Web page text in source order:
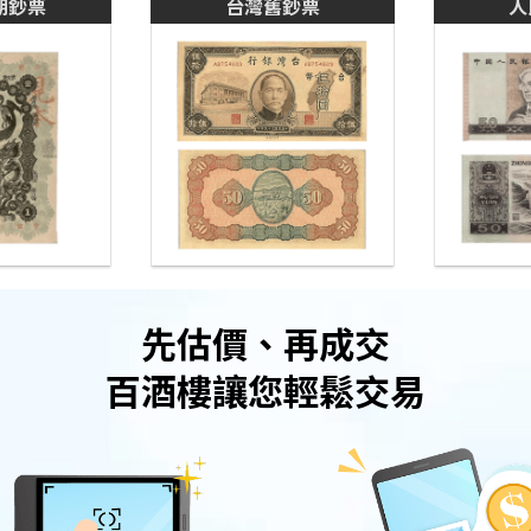
鈔票 台灣舊鈔票
先估價、再成交
百酒樓讓您輕鬆交易